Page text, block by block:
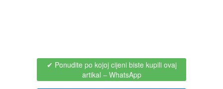
EROTSKI
✔ Ponudite po kojoj cijeni biste kupili ovaj
artikal – WhatsApp